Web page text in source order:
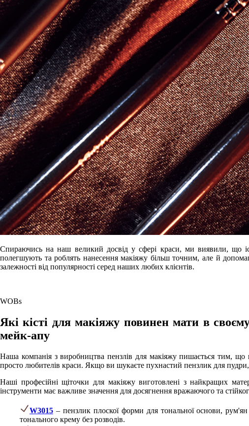
Спираючись на наш великий досвід у сфері краси, ми виявили, що
полегшують та роблять нанесення макіяжу більш точним, але й
залежності від популярності серед наших любих клієнтів.
WOBs
Які кісті для макіяжу повинен мати в
мейк-апу
Наша компанія з виробництва пензлів для макіяжу пишається тим, що
просто любителів краси. Якщо ви шукаєте пухнастий пензлик для
Наші професійні щіточки для макіяжу виготовлені з найкращих
інструменти має важливе значення для досягнення вражаючого та
W3015 – пензлик плоскої форми для тональної основи,
тонального крему без розводів.